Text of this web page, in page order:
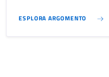
ESPLORA ARGOMENTO